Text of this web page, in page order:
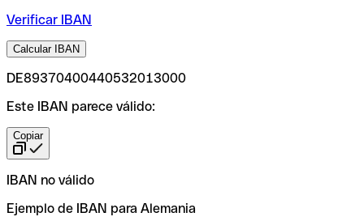
Verificar IBAN
Calcular IBAN
DE89370400440532013000
Este IBAN parece válido:
Copiar
IBAN no válido
Ejemplo de IBAN para Alemania